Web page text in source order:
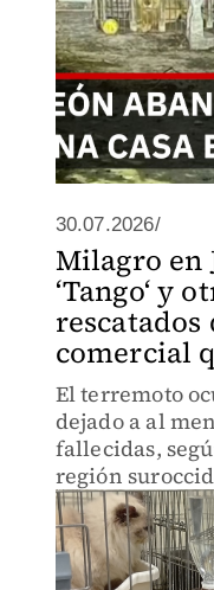
30.07.2026/
Milagro en
‘Tango‘ y
comercial
El terremoto
dejado a al
fallecidas,
región